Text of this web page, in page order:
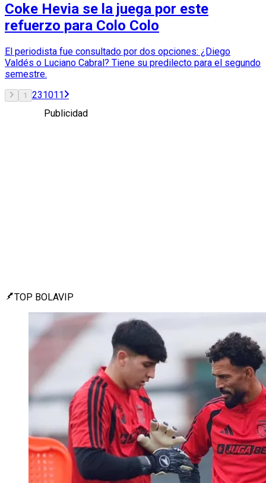
Coke Hevia se la juega por este
refuerzo para Colo Colo
El periodista fue consultado por dos opciones: ¿Diego
Valdés o Luciano Cabral? Tiene su predilecto para el segundo
semestre.
1 231011
Publicidad
TOP BOLAVIP